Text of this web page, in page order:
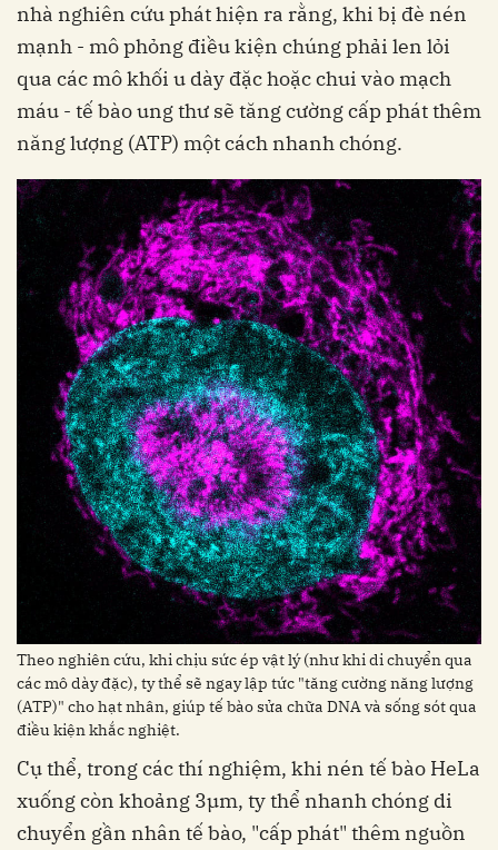
nhà nghiên cứu phát hiện ra rằng, khi bị đè nén
mạnh - mô phỏng điều kiện chúng phải len lỏi
qua các mô khối u dày đặc hoặc chui vào mạch
máu - tế bào ung thư sẽ tăng cường cấp phát thêm
năng lượng (ATP) một cách nhanh chóng.
Theo nghiên cứu, khi chịu sức ép vật lý (như khi di chuyển qua
các mô dày đặc), ty thể sẽ ngay lập tức "tăng cường năng lượng
(ATP)" cho hạt nhân, giúp tế bào sửa chữa DNA và sống sót qua
điều kiện khắc nghiệt.
Cụ thể, trong các thí nghiệm, khi nén tế bào HeLa
xuống còn khoảng 3µm, ty thể nhanh chóng di
chuyển gần nhân tế bào, "cấp phát" thêm nguồn